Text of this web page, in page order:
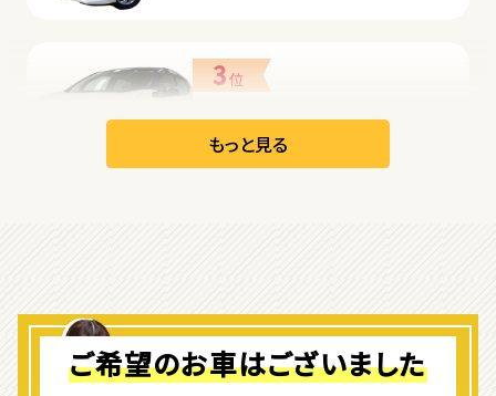
3位
日産
リーフ
ダイハツ
コペン
もっと見る
ご希望のお車はございました